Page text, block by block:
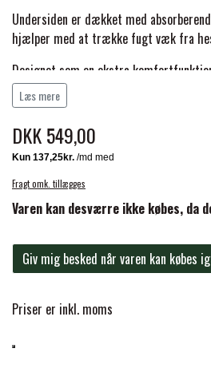
MONTÉ
PREMIER EQUINE
PREMIER EQUINE
PREMIER EQUINE
PREMIER EQUINE
PREMIER EQUINE
PREMIER
FENWICK LIQUID
Undersiden er dækket med
hjælper med at trække fugt væk fra
Designet som en ekstra
konturer passer til hestens form;
gnidning.
Læs mere
DKK 549,00
Fragt omk. tillægges
Varen kan desværre ikke købes, da
Giv mig besked når varen kan købes
Priser er inkl. moms